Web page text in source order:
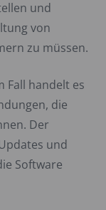
und
von
zu müssen.
Fall handelt es
die
Der
und
Software